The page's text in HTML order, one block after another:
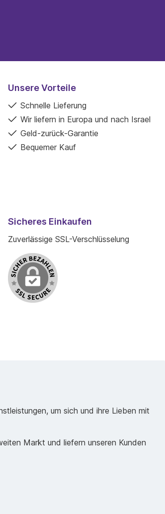
Unsere Vorteile
Schnelle Lieferung
Wir liefern in Europa und nach Israel
Geld-zurück-Garantie
Bequemer Kauf
Sicheres Einkaufen
Zuverlässige SSL-Verschlüsselung
um sich und ihre Lieben mit
Markt und liefern unseren Kunden